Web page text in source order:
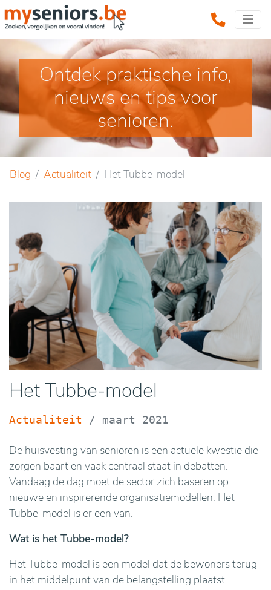
Ontdek praktische info,
nieuws en tips voor
senioren.
Blog Actualiteit Het Tubbe-model
Het Tubbe-model
Actualiteit / maart 2021
De huisvesting van senioren is een actuele kwestie die
zorgen baart en vaak centraal staat in debatten.
Vandaag de dag moet de sector zich baseren op
nieuwe en inspirerende organisatiemodellen. Het
Tubbe-model is er een van.
Wat is het Tubbe-model?
Het Tubbe-model is een model dat de bewoners terug
in het middelpunt van de belangstelling plaatst.